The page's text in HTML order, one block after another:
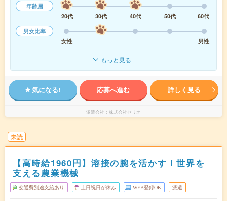
年齢層
20代
30代 40代 50代
60代
男女比率
女性
男性
もっと見る
気になる! 応募へ進む 詳しく見る
派遣会社 株式会社セリオ
未読
【高時給1960円】溶接の腕を活かす！世界を
支える農業機械
交通費別途支給あり 土日祝日が休み WEB登録OK 派遣